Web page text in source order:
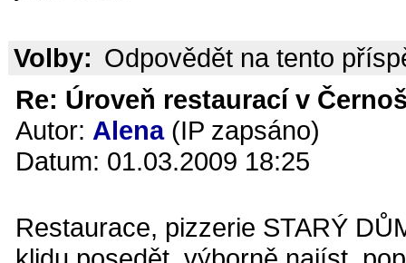
Volby: Odpovědět na tento
Re: Úroveň restaurací v
Autor: Alena(IP zapsáno)
Datum: 01.03.2009 18:25
Restaurace, pizzerie STARÝ